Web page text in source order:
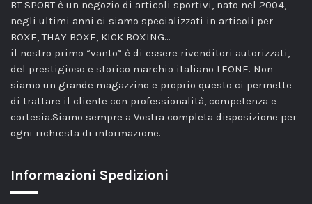
BT SPORT è un negozio di articoli sportivi, nato nel 2004,
negli ultimi anni ci siamo specializzati in articoli per
BOXE, THAY BOXE, KICK BOXING…
il nostro primo “vanto” è di essere rivenditori autorizzati,
del prestigioso e storico marchio italiano LEONE. Non
siamo un grande magazzino e proprio questo ci permette
di trattare il cliente con professionalità, competenza e
cortesia.Siamo sempre a Vostra completa disposizione per
ogni richiesta di informazione.
Informazioni Spedizioni